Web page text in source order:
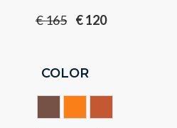
€165 €120
COLOR
Chocolate
ORANGETerracotta